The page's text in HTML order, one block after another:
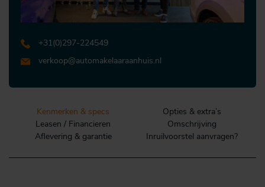
+31 (0)297-224549
verkoop@automakelaaraanhuis.nl
Kenmerken & specs
Opties & extra’s
Leasen / Financieren
Omschrijving
Aflevering & garantie
Inruilvoorstel aanvragen?